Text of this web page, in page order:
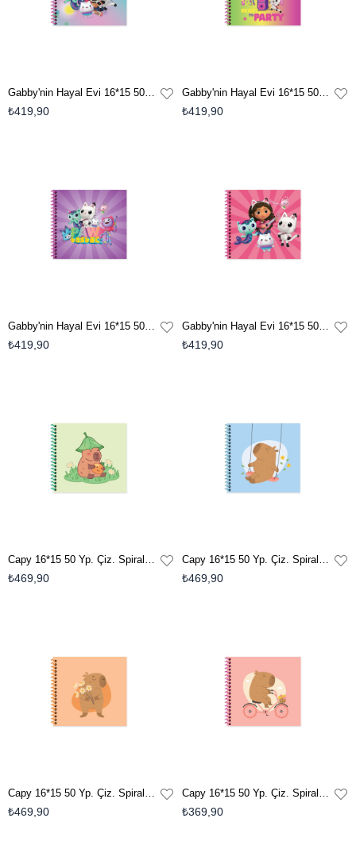
Gabby'nin Hayal Evi 16*15 50 Yp. Çiz. Spiralli Sert Kapak Defter - Mavi
₺419,90
Gabby'nin Hayal Evi 16*15 50 Yp. Çiz. Spiralli Sert Kapak Defter - Çok Renkli
₺419,90
Gabby'nin Hayal Evi 16*15 50 Yp. Çiz. Spiralli Sert Kapak Defter - Mor
₺419,90
Gabby'nin Hayal Evi 16*15 50 Yp. Çiz. Spiralli Sert Kapak Defter - Pembe
₺419,90
Capy 16*15 50 Yp. Çiz. Spiralli Sert Kapak Defter - Yeşil
₺469,90
Capy 16*15 50 Yp. Çiz. Spiralli Sert Kapak Defter - Mavi
₺469,90
Capy 16*15 50 Yp. Çiz. Spiralli Sert Kapak Defter - Turuncu
₺469,90
Capy 16*15 50 Yp. Çiz. Spiralli Sert Kapak Defter - Kırmızı
₺369,90